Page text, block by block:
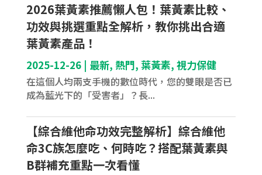
2026葉黃素推薦懶人包！葉黃素比較、
功效與挑選重點全解析，教你挑出合適
葉黃素產品！
2025-12-26| 最新, 熱門, 葉黃素, 視力保健
在這個人均兩支手機的數位時代，您的雙眼是否已
成為藍光下的「受害者」？長...
【綜合維他命功效完整解析】綜合維他
命3C族怎麼吃、何時吃？搭配葉黃素與
B群補充重點一次看懂